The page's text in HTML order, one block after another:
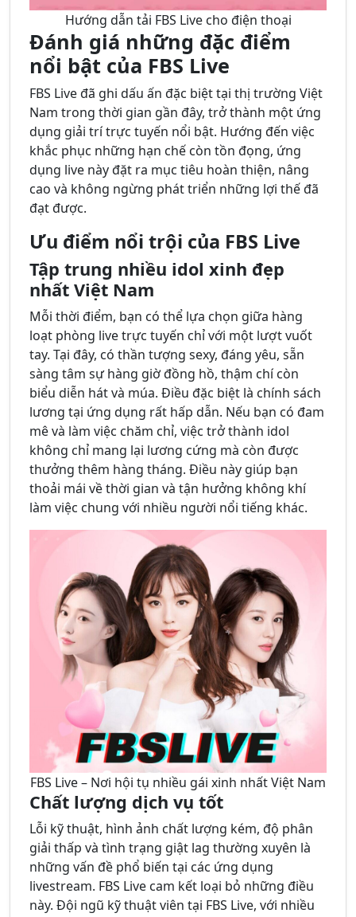
Hướng dẫn tải FBS Live cho điện thoại
Đánh giá những đặc điểm
nổi bật của FBS Live
FBS Live đã ghi dấu ấn đặc biệt tại thị trường Việt
Nam trong thời gian gần đây, trở thành một ứng
dụng giải trí trực tuyến nổi bật. Hướng đến việc
khắc phục những hạn chế còn tồn đọng, ứng
dụng live này đặt ra mục tiêu hoàn thiện, nâng
cao và không ngừng phát triển những lợi thế đã
đạt được.
Ưu điểm nổi trội của FBS Live
Tập trung nhiều idol xinh đẹp
nhất Việt Nam
Mỗi thời điểm, bạn có thể lựa chọn giữa hàng
loạt phòng live trực tuyến chỉ với một lượt vuốt
tay. Tại đây, có thần tượng sexy, đáng yêu, sẵn
sàng tâm sự hàng giờ đồng hồ, thậm chí còn
biểu diễn hát và múa. Điều đặc biệt là chính sách
lương tại ứng dụng rất hấp dẫn. Nếu bạn có đam
mê và làm việc chăm chỉ, việc trở thành idol
không chỉ mang lại lương cứng mà còn được
thưởng thêm hàng tháng. Điều này giúp bạn
thoải mái về thời gian và tận hưởng không khí
làm việc chung với nhiều người nổi tiếng khác.
FBS Live – Nơi hội tụ nhiều gái xinh nhất Việt Nam
Chất lượng dịch vụ tốt
Lỗi kỹ thuật, hình ảnh chất lượng kém, độ phân
giải thấp và tình trạng giật lag thường xuyên là
những vấn đề phổ biến tại các ứng dụng
livestream. FBS Live cam kết loại bỏ những điều
này. Đội ngũ kỹ thuật viên tại FBS Live, với nhiều